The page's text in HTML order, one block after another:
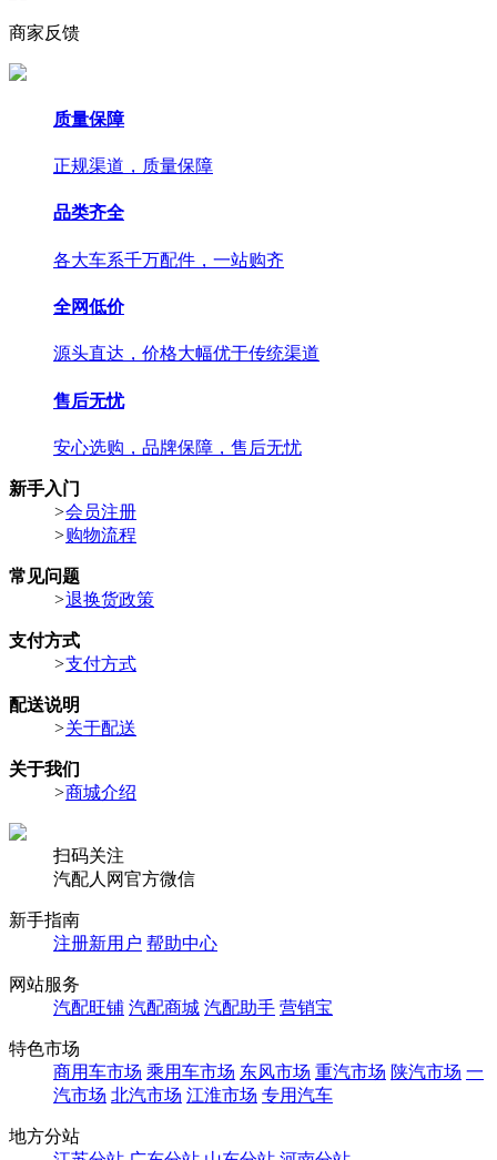
商家反馈
质量保障
正规渠道，质量保障
品类齐全
各大车系千万配件，一站购齐
全网低价
源头直达，价格大幅优于传统渠道
售后无忧
安心选购，品牌保障，售后无忧
新手入门
>会员注册
>购物流程
常见问题
>退换货政策
支付方式
>支付方式
配送说明
>关于配送
关于我们
>商城介绍
扫码关注
汽配人网官方微信
新手指南
注册新用户 帮助中心
网站服务
汽配旺铺 汽配商城 汽配助手 营销宝
特色市场
商用车市场 乘用车市场 东风市场 重汽市场 陕汽市场 一
汽市场 北汽市场 江淮市场 专用汽车
地方分站